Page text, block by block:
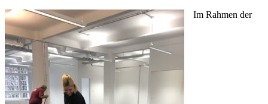
Im Rahmen der